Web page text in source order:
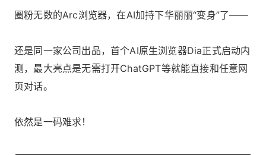
圈粉无数的Arc浏览器，在AI加持下华丽丽“变身”了——
还是同一家公司出品，首个AI原生浏览器Dia正式启动内
测，最大亮点是无需打开ChatGPT等就能直接和任意网
页对话。
依然是一码难求！